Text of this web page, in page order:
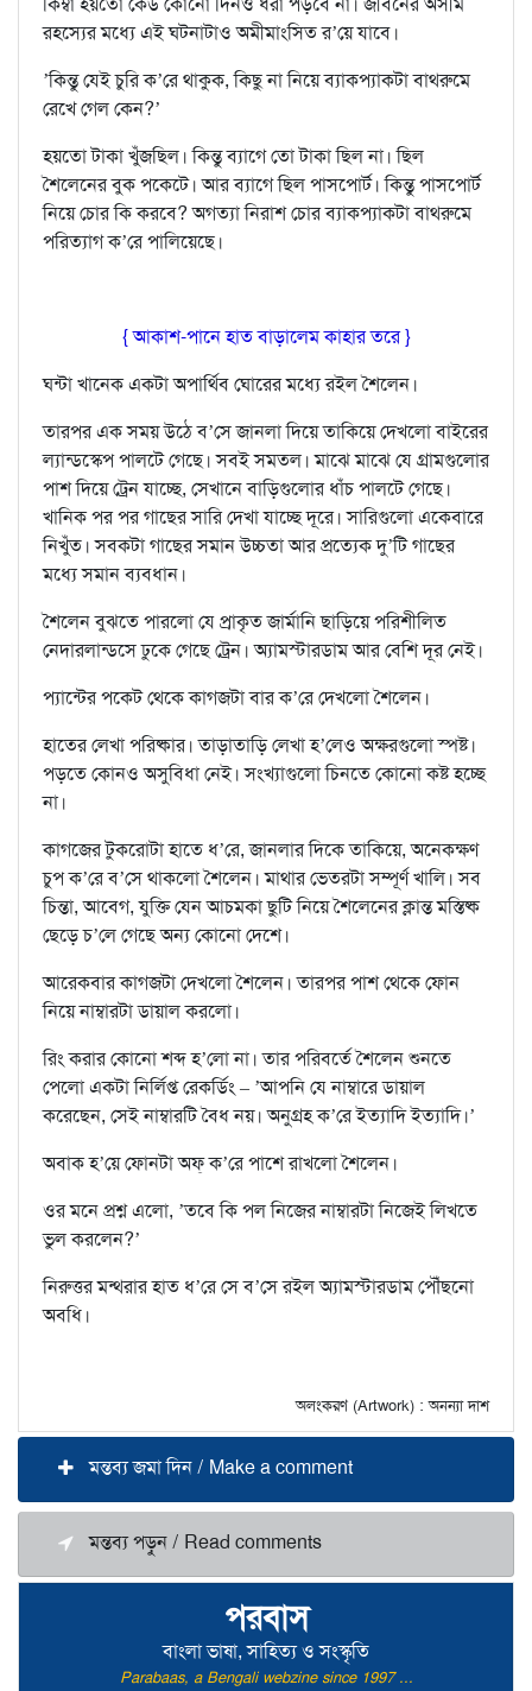
পরবাস
বাংলা ভাষা, সাহিত্য ও সংস্কৃতি
Parabaas, a Bengali webzine since 1997 ...
রহস‍্যের মধ‍্যে এই ঘটনাটাও অমীমাংসিত র’য়ে যাবে।
’কিন্তু যেই চুরি ক’রে থাকুক, কিছু না নিয়ে ব‍্যাকপ‍্যাকটা বাথরুমে
রেখে গেল কেন?’
হয়তো টাকা খুঁজছিল। কিন্তু ব‍্যাগে তো টাকা ছিল না। ছিল
শৈলেনের বুক পকেটে। আর ব‍্যাগে ছিল পাসপোর্ট। কিন্তু পাসপোর্ট
নিয়ে চোর কি করবে? অগত‍্যা নিরাশ চোর ব‍্যাকপ‍্যাকটা বাথরুমে
পরিত‍্যাগ ক’রে পালিয়েছে।
{ আকাশ-পানে হাত বাড়ালেম কাহার তরে }
ঘন্টা খানেক একটা অপার্থিব ঘোরের মধ‍্যে রইল শৈলেন।
তারপর এক সময় উঠে ব’সে জানলা দিয়ে তাকিয়ে দেখলো বাইরের
ল‍্যান্ডস্কেপ পালটে গেছে। সবই সমতল। মাঝে মাঝে যে গ্রামগুলোর
পাশ দিয়ে ট্রেন যাচ্ছে, সেখানে বাড়িগুলোর ধাঁচ পালটে গেছে।
খানিক পর পর গাছের সারি দেখা যাচ্ছে দূরে। সারিগুলো একেবারে
নিখুঁত। সবকটা গাছের সমান উচ্চতা আর প্রত‍্যেক দু’টি গাছের
মধ‍্যে সমান ব‍্যবধান।
শৈলেন বুঝতে পারলো যে প‍্রাকৃত জার্মানি ছাড়িয়ে পরিশীলিত
নেদারলান্ডসে ঢুকে গেছে ট্রেন। অ‍্যামস্টারডাম আর বেশি দূর নেই।
প‍্যান্টের পকেট থেকে কাগজটা বার ক’রে দেখলো শৈলেন।
হাতের লেখা পরিষ্কার। তাড়াতাড়ি লেখা হ’লেও অক্ষরগুলো স্পষ্ট।
পড়তে কোনও অসুবিধা নেই। সংখ‍্যাগুলো চিনতে কোনো কষ্ট হচ্ছে
না।
কাগজের টুকরোটা হাতে ধ’রে, জানলার দিকে তাকিয়ে, অনেকক্ষণ
চুপ ক’রে ব’সে থাকলো শৈলেন। মাথার ভেতরটা সম্পূর্ণ খালি। সব
চিন্তা, আবেগ, যুক্তি যেন আচমকা ছুটি নিয়ে শৈলেনের ক্লান্ত মস্তিষ্ক
ছেড়ে চ’লে গেছে অন‍্য কোনো দেশে।
আরেকবার কাগজটা দেখলো শৈলেন। তারপর পাশ থেকে ফোন
নিয়ে নাম্বারটা ডায়াল করলো।
রিং করার কোনো শব্দ হ’লো না। তার পরিবর্তে শৈলেন শুনতে
পেলো একটা নির্লিপ্ত রেকর্ডিং – ’আপনি যে নাম্বারে ডায়াল
করেছেন, সেই নাম্বারটি বৈধ নয়। অনুগ্রহ ক’রে ইত‍্যাদি ইত‍্যাদি।’
অবাক হ’য়ে ফোনটা অফ্ ক’রে পাশে রাখলো শৈলেন।
ওর মনে প্রশ্ন এলো, ’তবে কি পল নিজের নাম্বারটা নিজেই লিখতে
ভুল করলেন?’
নিরুত্তর মন্থরার হাত ধ’রে সে ব’সে রইল অ‍্যামস্টারডাম পৌঁছনো
অবধি।
অলংকরণ (Artwork) : অনন্যা দাশ
মন্তব্য জমা দিন / Make a comment
মন্তব্য পড়ুন / Read comments